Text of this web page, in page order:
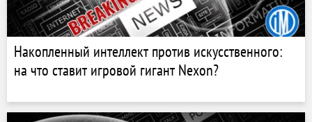
Накопленный интеллект против искусственного:
на что ставит игровой гигант Nexon?